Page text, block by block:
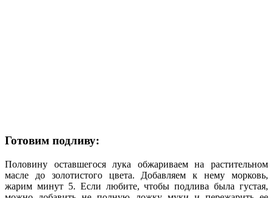
Готовим подливу:
Половину оставшегося лука обжариваем на растительном
масле до золотистого цвета. Добавляем к нему морковь,
жарим минут 5. Если любите, чтобы подлива была густая,